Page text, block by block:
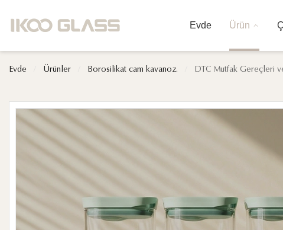
Evde Ürün
Evde Ürünler Borosilikat cam kavanoz. DTC Mutfak Gereçleri